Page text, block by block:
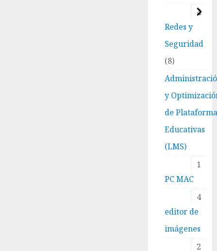
4
Redes y
Seguridad
8
y
de
Educativas
(LMS)
1
PC MAC
4
editor de
imágenes
2